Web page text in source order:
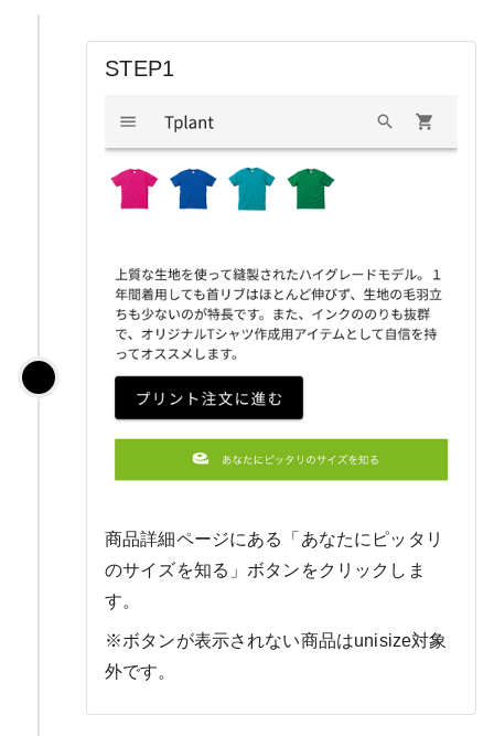
STEP1
商品詳細ページにある「あなたにピッタリ
のサイズを知る」ボタンをクリックしま
す。
※ボタンが表示されない商品はunisize対象
外です。